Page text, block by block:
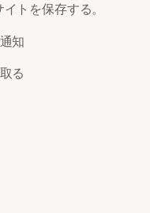
トを保存する。
知
る